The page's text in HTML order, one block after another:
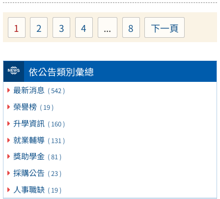
依公告類別彙總
最新消息 ( 542 )
榮譽榜 ( 19 )
升學資訊 ( 160 )
就業輔導 ( 131 )
獎助學金 ( 81 )
採購公告 ( 23 )
人事職缺 ( 19 )
Page
1 Page
2 Page
3 Page
4 ... Page
8 下一頁